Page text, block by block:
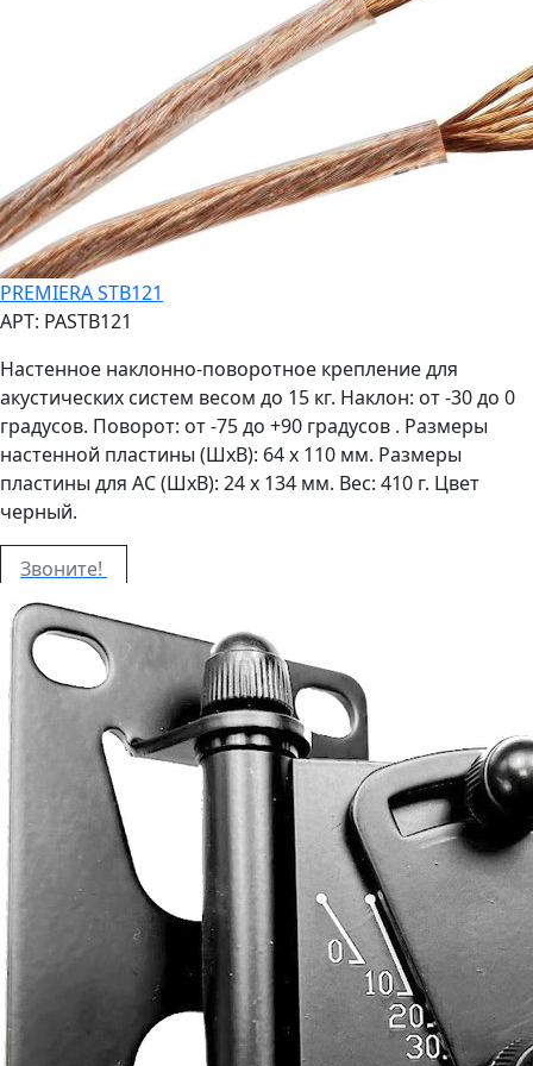
PREMIERA STB121
АРТ: PASTB121
Настенное наклонно-поворотное крепление для
акустических систем весом до 15 кг. Наклон: от -30 до 0
градусов. Поворот: от -75 до +90 градусов . Размеры
настенной пластины (ШxВ): 64 х 110 мм. Размеры
пластины для АС (ШxВ): 24 х 134 мм. Вес: 410 г. Цвет
черный.
Звоните!